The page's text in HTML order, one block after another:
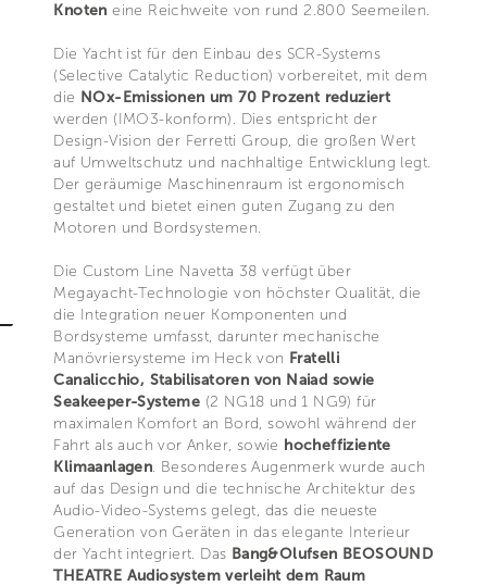
Knoten eine Reichweite von rund 2.800 Seemeilen.
Die Yacht ist für den Einbau des SCR-Systems
(Selective Catalytic Reduction) vorbereitet, mit dem
die NOx-Emissionen um 70 Prozent reduziert
werden (IMO3-konform). Dies entspricht der
Design-Vision der Ferretti Group, die großen Wert
auf Umweltschutz und nachhaltige Entwicklung legt.
Der geräumige Maschinenraum ist ergonomisch
gestaltet und bietet einen guten Zugang zu den
Motoren und Bordsystemen.
Die Custom Line Navetta 38 verfügt über
Megayacht-Technologie von höchster Qualität, die
die Integration neuer Komponenten und
Bordsysteme umfasst, darunter mechanische
Manövriersysteme im Heck von Fratelli
Canalicchio, Stabilisatoren von Naiad sowie
Seakeeper-Systeme (2 NG18 und 1 NG9) für
maximalen Komfort an Bord, sowohl während der
Fahrt als auch vor Anker, sowie hocheffiziente
Klimaanlagen. Besonderes Augenmerk wurde auch
auf das Design und die technische Architektur des
Audio-Video-Systems gelegt, das die neueste
Generation von Geräten in das elegante Interieur
der Yacht integriert. Das Bang&Olufsen BEOSOUND
THEATRE Audiosystem verleiht dem Raum